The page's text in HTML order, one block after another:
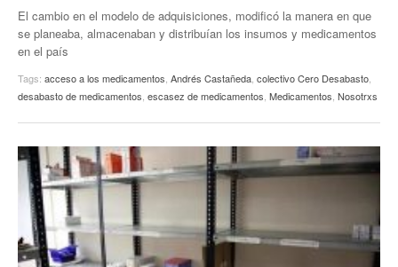
El cambio en el modelo de adquisiciones, modificó la manera en que
se planeaba, almacenaban y distribuían los insumos y medicamentos
en el país
Tags: acceso a los medicamentos Andrés Castañeda colectivo Cero Desabasto
desabasto de medicamentos escasez de medicamentos Medicamentos Nosotrxs